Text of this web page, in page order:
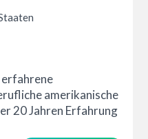
erfahrene
amerikanische
20 Jahren Erfahrung